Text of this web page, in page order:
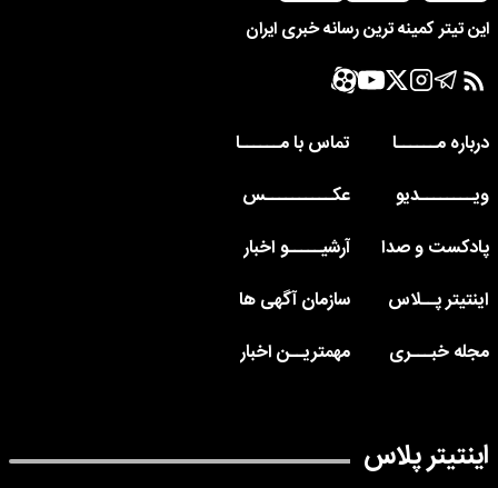
این تیتر کمینه ترین رسانه خبری ایران
درباره مــــــا
تماس با مــــــا
ویــــــــدیو
عکــــــــــس
پادکست و صدا
آرشیـــــو اخبار
اینتیتر پــلاس
سازمان آگهی ها
مجله خبـــری
مهمتریــن اخبار
اینتیتر پلاس